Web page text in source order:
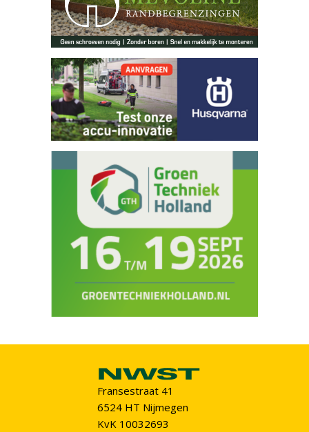
Fransestraat 41
6524 HT Nijmegen
KvK 10032693